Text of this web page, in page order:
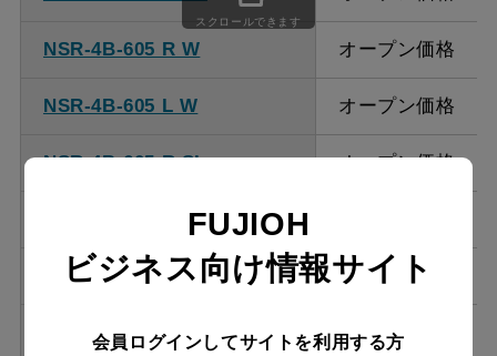
NSR-4B-605 R W オープン価格
NSR-4B-605 L W オープン価格
NSR-4B-605 R SI オープン価格
NSR-4B-605 L SI
NSR-4B-605 R S オープン価格
NSR-4B-605 L S オープン価格
スクロールできます
FUJIOH
ビジネス向け情報サイト
会員ログインしてサイトを利用する方